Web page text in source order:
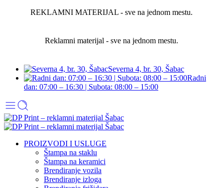
REKLAMNI MATERIJAL - sve na jednom mestu.
Reklamni materijal - sve na jednom mestu.
Severna 4, br. 30, Šabac
Radni
dan: 07:00 – 16:30 | Subota: 08:00 – 15:00
PROIZVODI I USLUGE
Štampa na staklu
Štampa na keramici
Brendiranje vozila
Brendiranje izloga